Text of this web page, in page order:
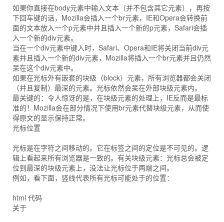
如果你直接在body元素中输入文本（并不包含其它元素），再按
下回车键的话，Mozilla会插入一个br元素，IE和Opera会转换前
面的文本放入一个p元素中并且插入一个新的p元素，Safari会插
入一个新的div元素。
当在一个div元素中键入时，Safari、Opera和IE将关闭当前div元
素并且插入一个新的div元素，Mozilla将插入一个br元素并且仍然
呆在这个div元素中。
如果在光标外有嵌套的块级（block）元素，所有浏览器都会关闭
（并且复制）最深的元素。光标依然会呆在外部块级元素内。
最关键的：令人惊讶的是，在块级元素的处理上，IE反而是最标
准的！Mozilla会在部分情况下使用br元素代替块级元素，从而使
得原文的显示保持正常。
光标位置
光标是在字符之间移动的。它在标签之间的定位是不可见的。逻
辑上看起来所有浏览器是一致的。有关块级元素：光标总会被定
位到最深的块级元素上，没法让光标位于两端之间。
例如，看下面，竖线代表所有光标可能处于的位置：
html 代码
关于